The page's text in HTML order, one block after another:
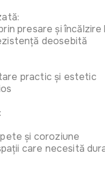
presare și
deosebită
practic și estetic
și coroziune
care necesită